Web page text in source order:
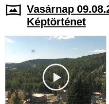
Vasárnap
Képtörténet